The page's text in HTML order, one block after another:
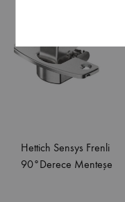
Hettich Sensys Frenli
90°Derece Menteşe